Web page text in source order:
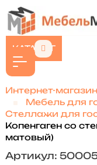
КАТАЛОГ
Интернет-
Мебель для
Стеллажи для
Копенгаген со
матовый)
Артикул: